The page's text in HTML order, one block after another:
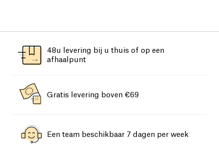
48u levering bij u thuis of op een
afhaalpunt
Gratis levering boven €69
Een team beschikbaar 7 dagen per week